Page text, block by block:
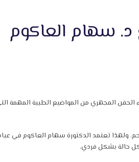
د. سهام العاكوم
الحقن المجهري من المواضيع الطبية المهمة
ولهذا تعتمد الدكتورة سهام العاكوم في
حالة بشكل فردي.